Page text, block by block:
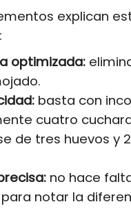
explican
optimizada:
basta con
cuatro
de tres huevos y
no hace
notar la